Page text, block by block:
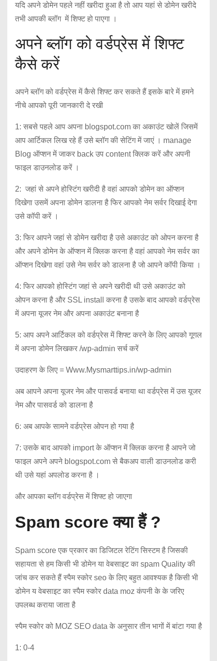
यदि अपने डोमेन पहले नहीं खरीदा हुआ है तो आप यहां से डोमेन खरीदे
तभी आपकी ब्लॉग में शिफ्ट हो पाएगा ।
अपने ब्लॉग को वर्डप्रेस में शिफ्ट
कैसे करें
अपने ब्लॉग को वर्डप्रेस में कैसे शिफ्ट कर सकते हैं इसके बारे में हमने
नीचे आपको पूरी जानकारी दे रखी
1: सबसे पहले आप अपना blogspot.com का अकाउंट खोलें जिसमें
आप आर्टिकल लिख रहे हैं उसे ब्लॉग की सेटिंग में जाएं । manage
Blog ऑप्शन में जाकर back उप content क्लिक करें और अपनी
फाइल डाउनलोड करें ।
2: जहां से अपने होस्टिंग खरीदी है वहां आपको डोमेन का ऑप्शन
दिखेगा उसमें अपना डोमेन डालना है फिर आपको नेम सर्वर दिखाई देगा
उसे कॉपी करें ।
3: फिर आपने जहां से डोमेन खरीदा है उसे अकाउंट को ओपन करना है
और अपने डोमेन के ऑप्शन में क्लिक करना है वहां आपको नेम सर्वर का
ऑप्शन दिखेगा वहां उसे नेम सर्वर को डालना है जो आपने कॉपी किया ।
4: फिर आपको होस्टिंग जहां से अपने खरीदी थी उसे अकाउंट को
ओपन करना है और SSL install करना है उसके बाद आपको वर्डप्रेस
में अपना यूजर नेम और अपना अकाउंट बनाना है
5: आप अपने आर्टिकल को वर्डप्रेस में शिफ्ट करने के लिए आपको गूगल
में अपना डोमेन लिखकर /wp-admin सर्च करें
उदाहरण के लिए = Www.Mysmarttips.in/wp-admin
अब आपने अपना यूजर नेम और पासवर्ड बनाया था वर्डप्रेस में उस यूजर
नेम और पासवर्ड को डालना है
6: अब आपके सामने वर्डप्रेस ओपन हो गया है
7: उसके बाद आपको import के ऑप्शन में क्लिक करना है आपने जो
फाइल अपने अपने blogspot.com से बैकअप वाली डाउनलोड करी
थी उसे यहां अपलोड करना है ।
और आपका ब्लॉग वर्डप्रेस में शिफ्ट हो जाएगा
Spam score क्या हैं ?
Spam score एक प्रकार का डिजिटल रेटिंग सिस्टम है जिसकी
सहायता से हम किसी भी डोमेन या वेबसाइट का spam Quality की
जांच कर सकते हैं स्पैम स्कोर seo के लिए बहुत आवश्यक है किसी भी
डोमेन य वेबसाइट का स्पैम स्कोर data moz कंपनी के के जरिए
उपलब्ध कराया जाता है
स्पैम स्कोर को MOZ SEO data के अनुसार तीन भागों में बांटा गया है
1: 0-4